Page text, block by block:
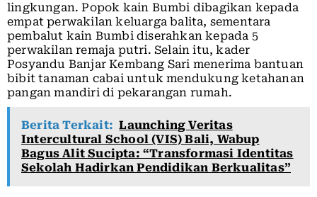
lingkungan. Popok kain Bumbi dibagikan kepada
empat perwakilan keluarga balita, sementara
pembalut kain Bumbi diserahkan kepada 5
perwakilan remaja putri. Selain itu, kader
Posyandu Banjar Kembang Sari menerima bantuan
bibit tanaman cabai untuk mendukung ketahanan
pangan mandiri di pekarangan rumah.
Berita Terkait: Launching Veritas
Intercultural School (VIS) Bali, Wabup
Bagus Alit Sucipta: “Transformasi Identitas
Sekolah Hadirkan Pendidikan Berkualitas”